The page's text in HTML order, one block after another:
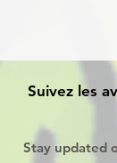
Suivez les
Stay updated